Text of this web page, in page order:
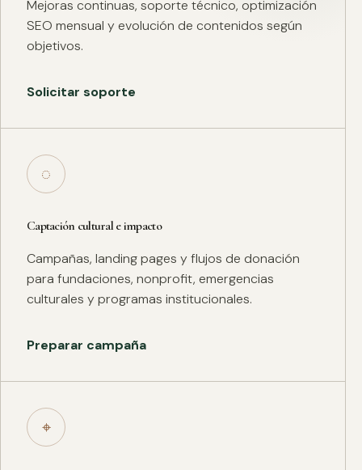
Mejoras continuas, soporte técnico, optimización
SEO mensual y evolución de contenidos según
objetivos.
Solicitar soporte
◌
Captación cultural e impacto
Campañas, landing pages y flujos de donación
para fundaciones, nonprofit, emergencias
culturales y programas institucionales.
Preparar campaña
⌖